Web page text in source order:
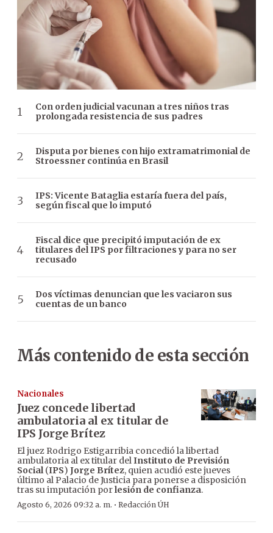
Con orden judicial vacunan a tres niños tras
prolongada resistencia de sus padres
Disputa por bienes con hijo extramatrimonial de
Stroessner continúa en Brasil
IPS: Vicente Bataglia estaría fuera del país,
según fiscal que lo imputó
Fiscal dice que precipitó imputación de ex
titulares del IPS por filtraciones y para no ser
recusado
Dos víctimas denuncian que les vaciaron sus
cuentas de un banco
Más contenido de esta sección
Nacionales
Juez concede libertad
ambulatoria al ex titular de
IPS Jorge Brítez
El juez Rodrigo Estigarribia concedió la libertad
ambulatoria al ex titular delInstituto de Previsión
Social(IPS) Jorge Brítez, quien acudió este jueves
último al Palacio de Justicia para ponerse a disposición
tras su imputación porlesión de confianza.
Agosto 6, 2026 09:32 a. m. · Redacción ÚH